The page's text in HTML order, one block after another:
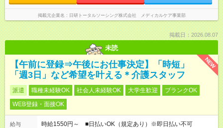
掲載元企業名 日研トータルソーシング株式会社 メディカルケア事業部
掲載日：2026.08.07
未読
NEW
【午前に登録⇒午後にお仕事決定】「時短」
「週3日」など希望を叶える＊介護スタッフ
派遣 職種未経験OK 社会人未経験OK 大学生歓迎
ブランクOK
WEB登録・面接OK
給与
時給1550円～ ■日払いOK（規定あり）※即日払い不可